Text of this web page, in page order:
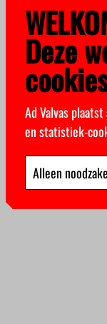
Deze
Ad Valvas
en statistiek-
Alleen